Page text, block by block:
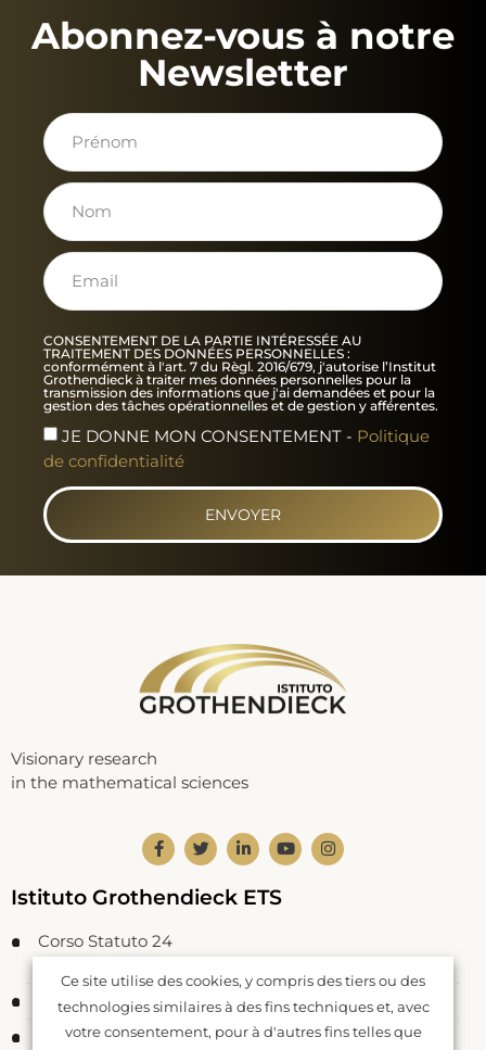
Abonnez-vous à notre
Newsletter
CONSENTEMENT DE LA PARTIE INTÉRESSÉE AU
TRAITEMENT DES DONNÉES PERSONNELLES :
conformément à l'art. 7 du Règl. 2016/679, j'autorise l’Institut
Grothendieck à traiter mes données personnelles pour la
transmission des informations que j'ai demandées et pour la
gestion des tâches opérationnelles et de gestion y afférentes.
JE DONNE MON CONSENTEMENT - Politique
de confidentialité
ENVOYER
Visionary research
in the mathematical sciences
Istituto Grothendieck ETS
Corso Statuto 24
Code Fiscal: 93062550046
Inscrit à RUNTS rep. n. 26177
Ce site utilise des cookies, y compris des tiers ou des
technologies similaires à des fins techniques et, avec
votre consentement, pour à d'autres fins telles que